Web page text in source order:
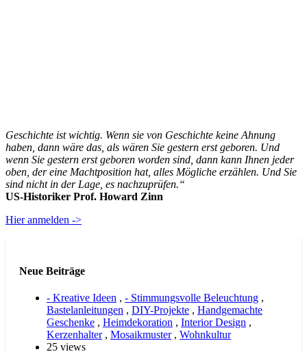
Geschichte ist wichtig. Wenn sie von Geschichte keine Ahnung
haben, dann wäre das, als wären Sie gestern erst geboren. Und
wenn Sie gestern erst geboren worden sind, dann kann Ihnen jeder
oben, der eine Machtposition hat, alles Mögliche erzählen. Und Sie
sind nicht in der Lage, es nachzuprüfen.“
US-Historiker Prof. Howard Zinn
Hier anmelden ->
Neue Beiträge
- Kreative Ideen , - Stimmungsvolle Beleuchtung ,
Bastelanleitungen , DIY-Projekte , Handgemachte
Geschenke , Heimdekoration , Interior Design ,
Kerzenhalter, Mosaikmuster, Wohnkultur
25 views